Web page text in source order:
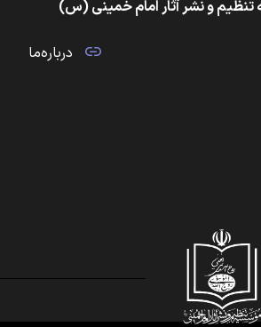
تنظیم و نشر آثار امام خمینی (س)
درباره‌ما